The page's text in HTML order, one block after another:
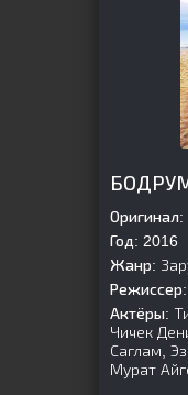
Оригинал:
Год: 2016
Жанр:
Режиссер:
Актёры:
Чичек
Саглам,
Мурат